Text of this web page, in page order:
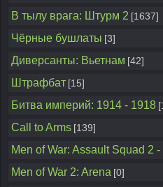
В тылу врага: Штурм 2 [1637]
Чёрные бушлаты [3]
Диверсанты: Вьетнам [42]
Штрафбат [15]
Битва империй: 1914 - 1918
Call to Arms [139]
Men of War: Assault Squad 2
Men of War 2: Arena [0]